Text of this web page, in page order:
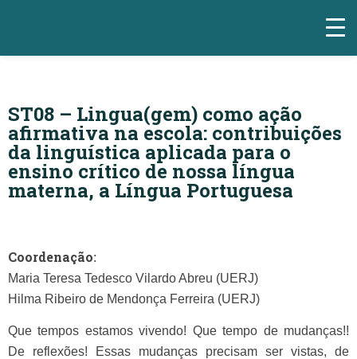
ST08 – Lingua(gem) como ação
afirmativa na escola: contribuições
da linguística aplicada para o
ensino crítico de nossa língua
materna, a Língua Portuguesa
Coordenação:
Maria Teresa Tedesco Vilardo Abreu (UERJ)
Hilma Ribeiro de Mendonça Ferreira (UERJ)
Que tempos estamos vivendo! Que tempo de mudanças!!
De reflexões! Essas mudanças precisam ser vistas, de